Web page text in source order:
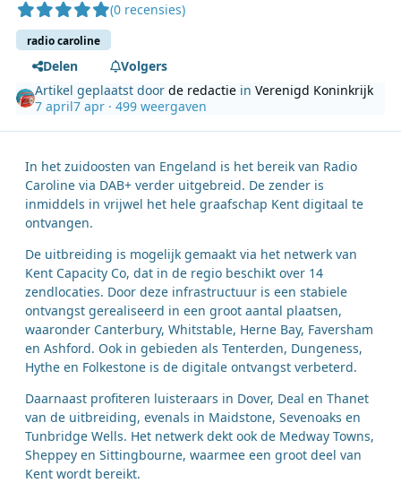
(0 recensies)
radio caroline
Delen
Volgers
Artikel geplaatst doorde redactie inVerenigd Koninkrijk
7 april7 apr · 499 weergaven
In het zuidoosten van Engeland is het bereik van Radio
Caroline via DAB+ verder uitgebreid. De zender is
inmiddels in vrijwel het hele graafschap Kent digitaal te
ontvangen.
De uitbreiding is mogelijk gemaakt via het netwerk van
Kent Capacity Co, dat in de regio beschikt over 14
zendlocaties. Door deze infrastructuur is een stabiele
ontvangst gerealiseerd in een groot aantal plaatsen,
waaronder Canterbury, Whitstable, Herne Bay, Faversham
en Ashford. Ook in gebieden als Tenterden, Dungeness,
Hythe en Folkestone is de digitale ontvangst verbeterd.
Daarnaast profiteren luisteraars in Dover, Deal en Thanet
van de uitbreiding, evenals in Maidstone, Sevenoaks en
Tunbridge Wells. Het netwerk dekt ook de Medway Towns,
Sheppey en Sittingbourne, waarmee een groot deel van
Kent wordt bereikt.